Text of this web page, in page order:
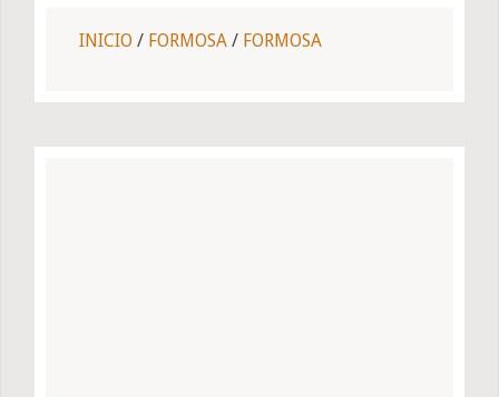
INICIO / FORMOSA / FORMOSA